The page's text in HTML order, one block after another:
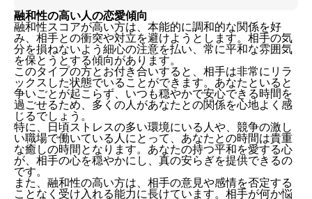
融和性の高い人の恋愛傾向
融和性スコアが高い方は、本能的に調和的な関係を好
み、相手との衝突や対立を避けようとします。相手の気
分を損ねないよう細心の注意を払い、常に平和な雰囲気
を保とうとする傾向があります。
このタイプの方とお付き合いすると、相手は非常にリラ
ックスした状態でいることができます。あなたといると
争いごとが起こらず、いつも穏やかで安心できる時間を
過ごせるため、多くの人があなたとの関係を心地よく感
じるでしょう。
特に、日頃ストレスの多い環境にいる人や、競争の激し
い職場で働いている人にとって、あなたとの時間は貴重
な癒しの時間となります。あなたの持つ平和を愛する心
が、相手の心を穏やかにし、真の安らぎを提供できるの
です。
また、融和性の高い方は、相手の意見や感情を否定する
ことなく受け入れる能力に長けています。相手が何か悩